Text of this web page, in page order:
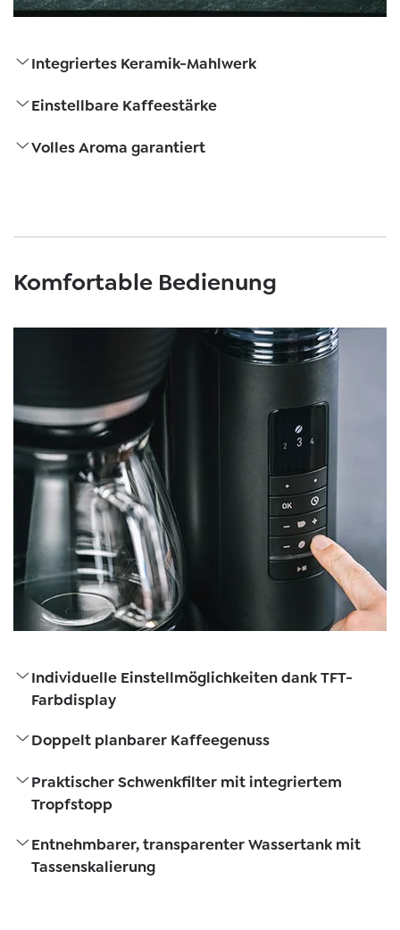
Integriertes Keramik-Mahlwerk
Einstellbare Kaffeestärke
Volles Aroma garantiert
Komfortable Bedienung
Individuelle Einstellmöglichkeiten dank TFT-
Farbdisplay
Doppelt planbarer Kaffeegenuss
Praktischer Schwenkfilter mit integriertem
Tropfstopp
Entnehmbarer, transparenter Wassertank mit
Tassenskalierung